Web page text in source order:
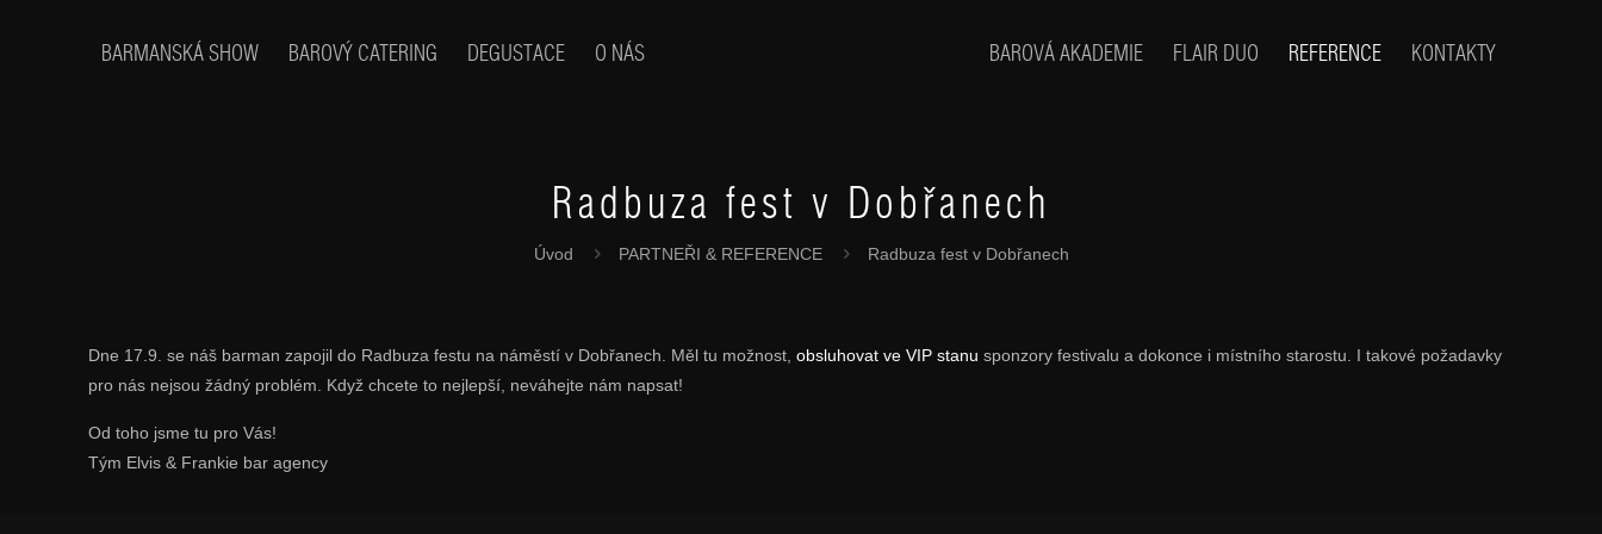
BARMANSKÁ SHOW BAROVÝ CATERING DEGUSTACE O NÁS BAROVÁ AKADEMIE FLAIR DUO REFERENCE KONTAKTY
Radbuza fest v Dobřanech
Úvod PARTNEŘI & REFERENCE Radbuza fest v Dobřanech
Dne 17.9. se náš barman zapojil do Radbuza festu na náměstí v Dobřanech. Měl tu možnost,obsluhovat ve VIP stanu sponzory festivalu a dokonce i místního starostu. I takové požadavky
pro nás nejsou žádný problém. Když chcete to nejlepší, neváhejte nám napsat!
Od toho jsme tu pro Vás!
Tým Elvis & Frankie bar agency